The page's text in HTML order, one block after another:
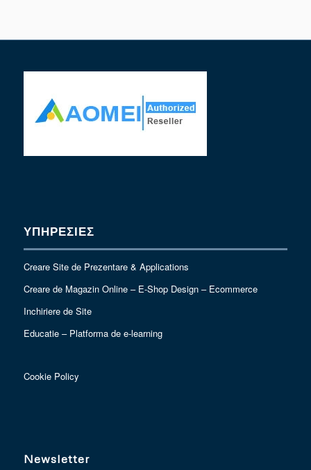
ΥΠΗΡΕΣΙΕΣ
Creare Site de Prezentare & Applications
Creare de Magazin Online – E-Shop Design – Ecommerce
Inchiriere de Site
Educatie – Platforma de e-learning
Cookie Policy
Newsletter